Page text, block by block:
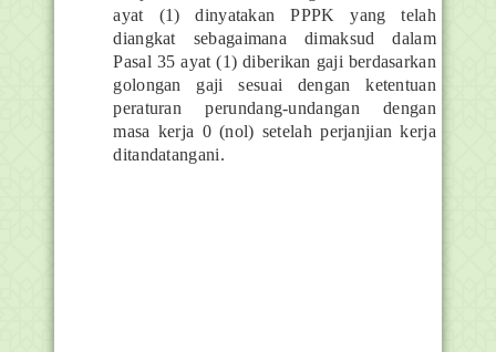
ayat (1) dinyatakan PPPK yang telah
diangkat sebagaimana dimaksud dalam
Pasal 35 ayat (1) diberikan gaji berdasarkan
golongan gaji sesuai dengan ketentuan
peraturan perundang-undangan dengan
masa kerja 0 (nol) setelah perjanjian kerja
ditandatangani.